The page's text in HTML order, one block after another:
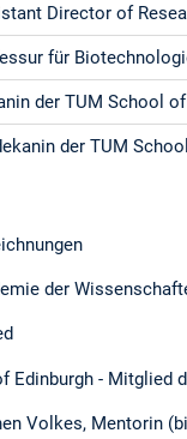
Director of
für
der TUM School
der TUM
der
Edinburgh - Mitglied
Volkes, Mentorin